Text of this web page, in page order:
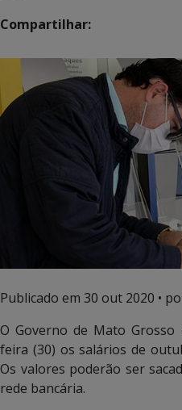
Compartilhar:
Publicado em 30 out 2020 •
O Governo de Mato
feira (30) os salários de
Os valores poderão ser
rede bancária.